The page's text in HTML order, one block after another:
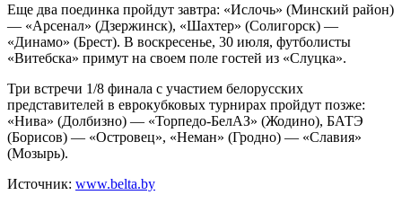
Еще два поединка пройдут завтра: «Ислочь» (Минский район)
— «Арсенал» (Дзержинск), «Шахтер» (Солигорск) —
«Динамо» (Брест). В воскресенье, 30 июля, футболисты
«Витебска» примут на своем поле гостей из «Слуцка».
Три встречи 1/8 финала с участием белорусских
представителей в еврокубковых турнирах пройдут позже:
«Нива» (Долбизно) — «Торпедо-БелАЗ» (Жодино), БАТЭ
(Борисов) — «Островец», «Неман» (Гродно) — «Славия»
(Мозырь).
Источник: www.belta.by